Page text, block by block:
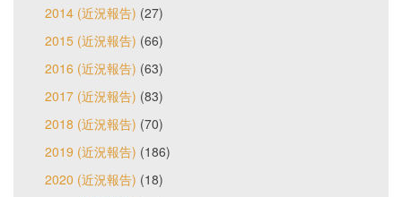
2014 (近況報告) (27)
2015 (近況報告) (66)
2016 (近況報告) (63)
2017 (近況報告) (83)
2018 (近況報告) (70)
2019 (近況報告) (186)
2020 (近況報告) (18)